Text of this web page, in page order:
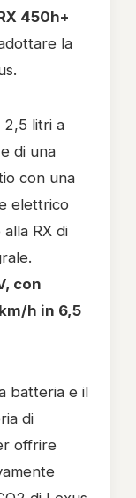
450h+
la
2,5 litri a
di una
con una
elettrico
RX di
con
h in 6,5
batteria e il
di
offrire